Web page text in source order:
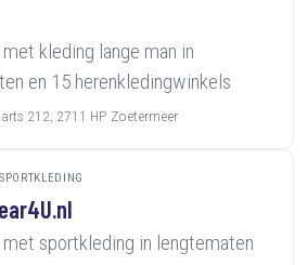
kleding lange man in
en 15 herenkledingwinkels
212, 2711 HP Zoetermeer
SPORTKLEDING
sportkleding in lengtematen